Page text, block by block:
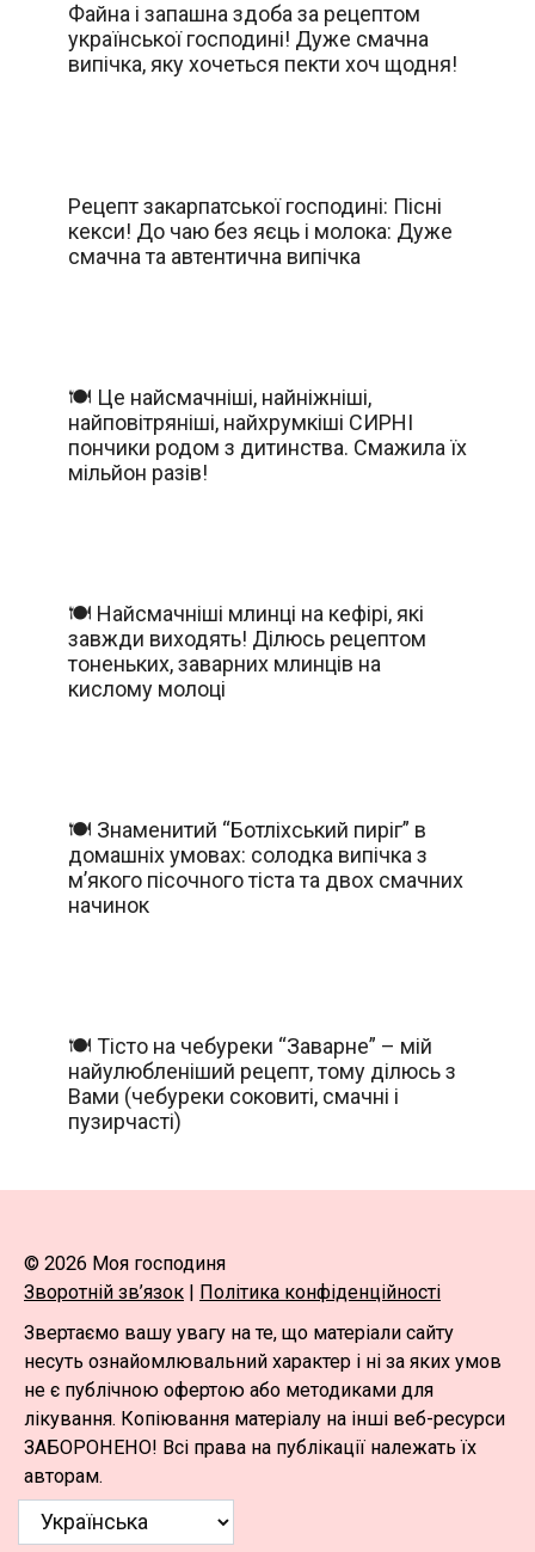
Файна і запашна здоба за рецептом
української господині! Дуже смачна
випічка, яку хочеться пекти хоч щодня!
Рецепт закарпатської господині: Пісні
кекси! До чаю без яєць і молока: Дуже
смачна та автентична випічка
🍽️ Це найсмачніші, найніжніші,
найповітряніші, найхрумкіші СИРНІ
пончики родом з дитинства. Смажила їх
мільйон разів!
🍽️ Найсмачніші млинці на кефірі, які
завжди виходять! Ділюсь рецептом
тоненьких, заварних млинців на
кислому молоці
🍽️ Знаменитий “Ботліхський пиріг” в
домашніх умовах: солодка випічка з
м’якого пісочного тіста та двох смачних
начинок
🍽️ Тісто на чебуреки “Заварне” – мій
найулюбленіший рецепт, тому ділюсь з
Вами (чебуреки соковиті, смачні і
пузирчасті)
© 2026 Моя господиня
Зворотній зв’язок
Політика конфіденційності
Звертаємо вашу увагу на те, що матеріали сайту
несуть ознайомлювальний характер і ні за яких умов
не є публічною офертою або методиками для
лікування. Копіювання матеріалу на інші веб-ресурси
ЗАБОРОНЕНО! Всі права на публікації належать їх
авторам.